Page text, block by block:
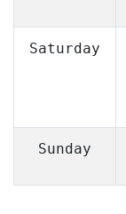
Saturday
Sunday